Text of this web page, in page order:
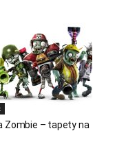
Zombie – tapety na